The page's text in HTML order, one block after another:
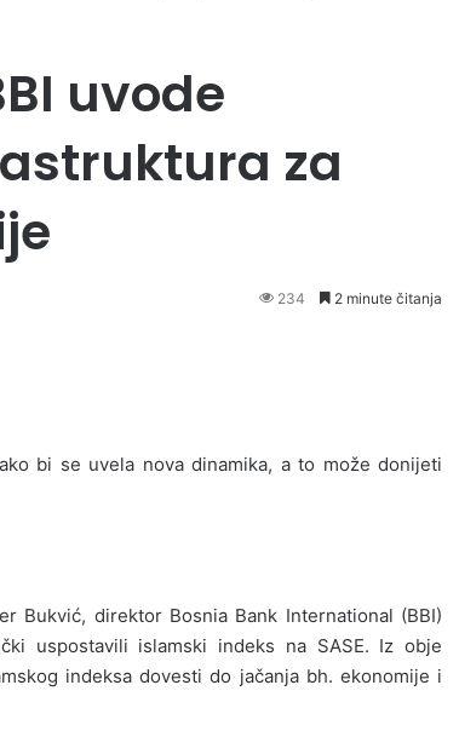
uvode
za
234 2 minute čitanja
bi se uvela nova dinamika, a to može donijeti
Bukvić, direktor Bosnia Bank International (BBI)
uspostavili islamski indeks na SASE. Iz obje
indeksa dovesti do jačanja bh. ekonomije i